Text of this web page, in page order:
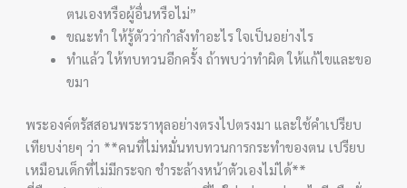
ตนเองหรือผู้อื่นหรือไม่”
ขณะทำ ให้รู้ตัวว่ากำลังทำอะไร ใจเป็นอย่างไร
ทำแล้ว ให้ทบทวนอีกครั้ง ถ้าพบว่าทำผิด ให้แก้ไขและขอ
ขมา
พระองค์ตรัสสอนพระราหุลอย่างตรงไปตรงมา และใช้คำเปรียบ
เทียบง่ายๆ ว่า **คนที่ไม่หมั่นทบทวนการกระทำของตน เปรียบ
เหมือนเด็กที่ไม่มีกระจก ชำระล้างหน้าตัวเองไม่ได้**